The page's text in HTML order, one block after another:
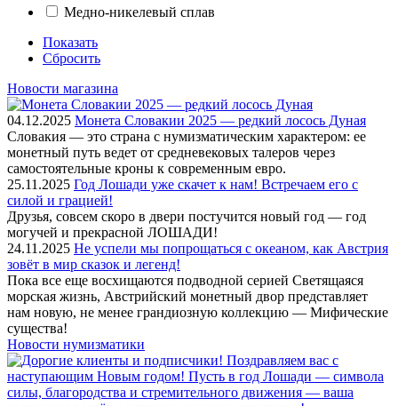
Медно-никелевый сплав
Показать
Сбросить
Новости магазина
04.12.2025 Монета Словакии 2025 — редкий лосось Дуная
Словакия — это страна с нумизматическим характером: ее
монетный путь ведет от средневековых талеров через
самостоятельные кроны к современным евро.
25.11.2025 Год Лошади уже скачет к нам! Встречаем его с
силой и грацией!
Друзья, совсем скоро в двери постучится новый год — год
могучей и прекрасной ЛОШАДИ!
24.11.2025 Не успели мы попрощаться с океаном, как Австрия
зовёт в мир сказок и легенд!
Пока все еще восхищаются подводной серией Светящаяся
морская жизнь, Австрийский монетный двор представляет
нам новую, не менее грандиозную коллекцию — Мифические
существа!
Новости нумизматики